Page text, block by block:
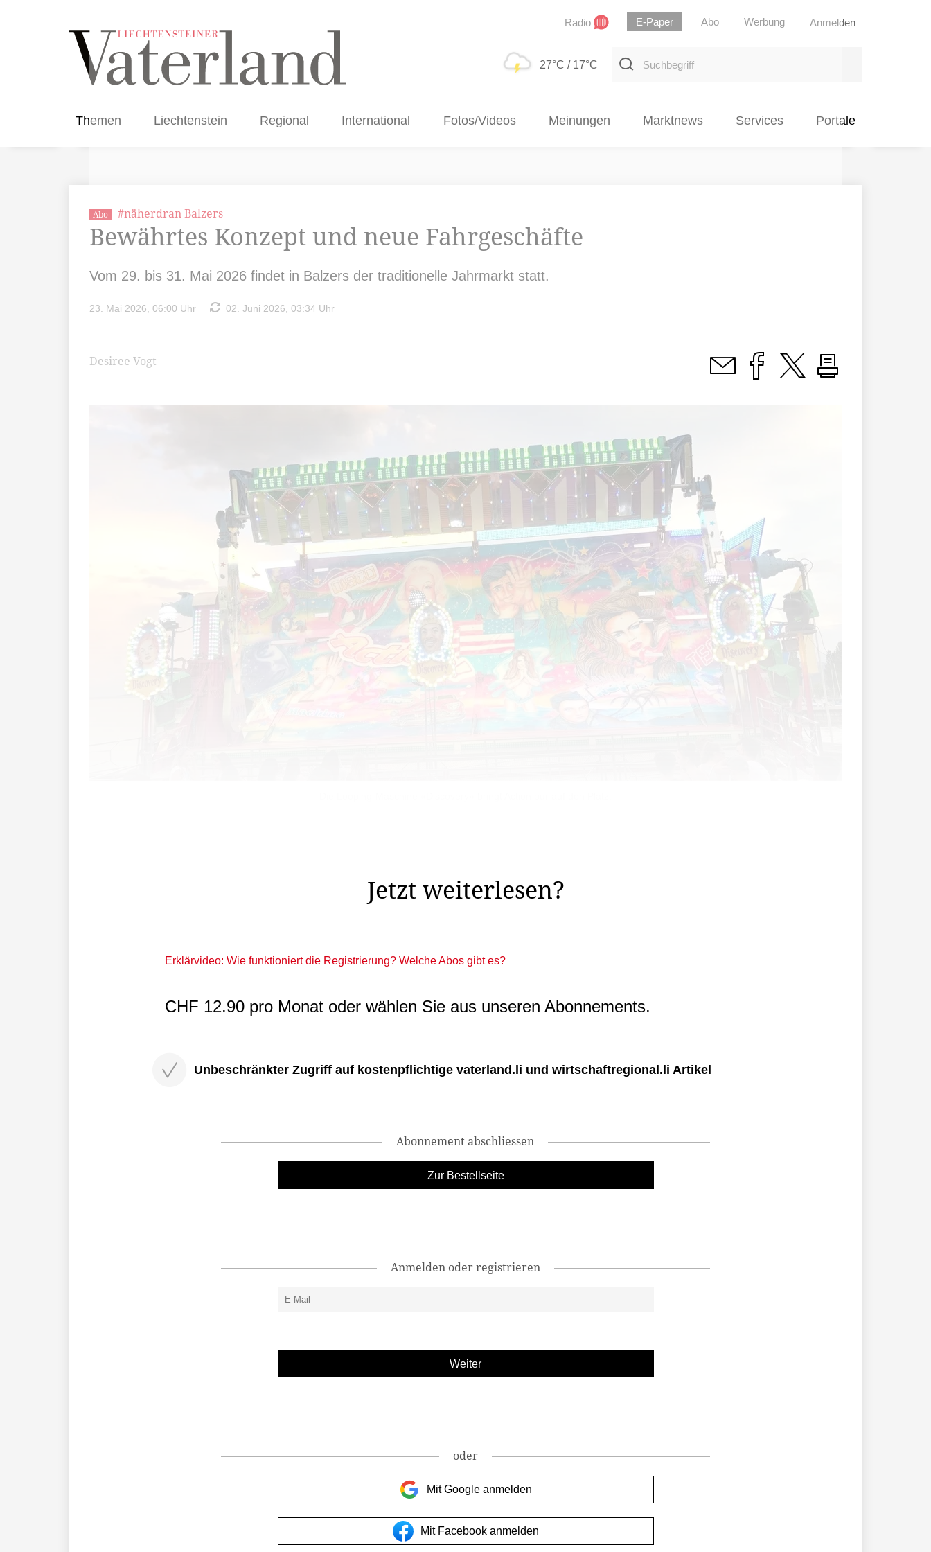
Radio E-Paper Abo Werbung Anmelden
27°C / 17°C
Suchbegriff
Themen Liechtenstein Regional International Fotos/Videos Meinungen Marktnews Services Portale
Abo #näherdran Balzers
Bewährtes Konzept und neue Fahrgeschäfte
Vom 29. bis 31. Mai 2026 findet in Balzers der traditionelle Jahrmarkt statt.
23. Mai 2026, 06:00 Uhr 02. Juni 2026, 03:34 Uhr
Desiree Vogt
Jetzt weiterlesen?
Erklärvideo: Wie funktioniert die Registrierung? Welche Abos gibt es?
CHF 12.90 pro Monat oder wählen Sie aus unseren Abonnements.
Unbeschränkter Zugriff auf kostenpflichtige vaterland.li und wirtschaftregional.li Artikel
Abonnement abschliessen
Zur Bestellseite
Anmelden oder registrieren
oder
Mit Google anmelden
Mit Facebook anmelden